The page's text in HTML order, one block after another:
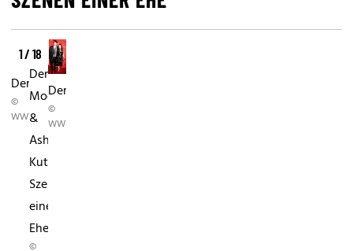
1 / 18
Demi&Ashton
©
WWW.PPS.AT
Demi
Moore
&
Ashton
Kutcher:
Szenen
einer
Ehe
©
Demi&Ashton
©
WWW.PPS.AT